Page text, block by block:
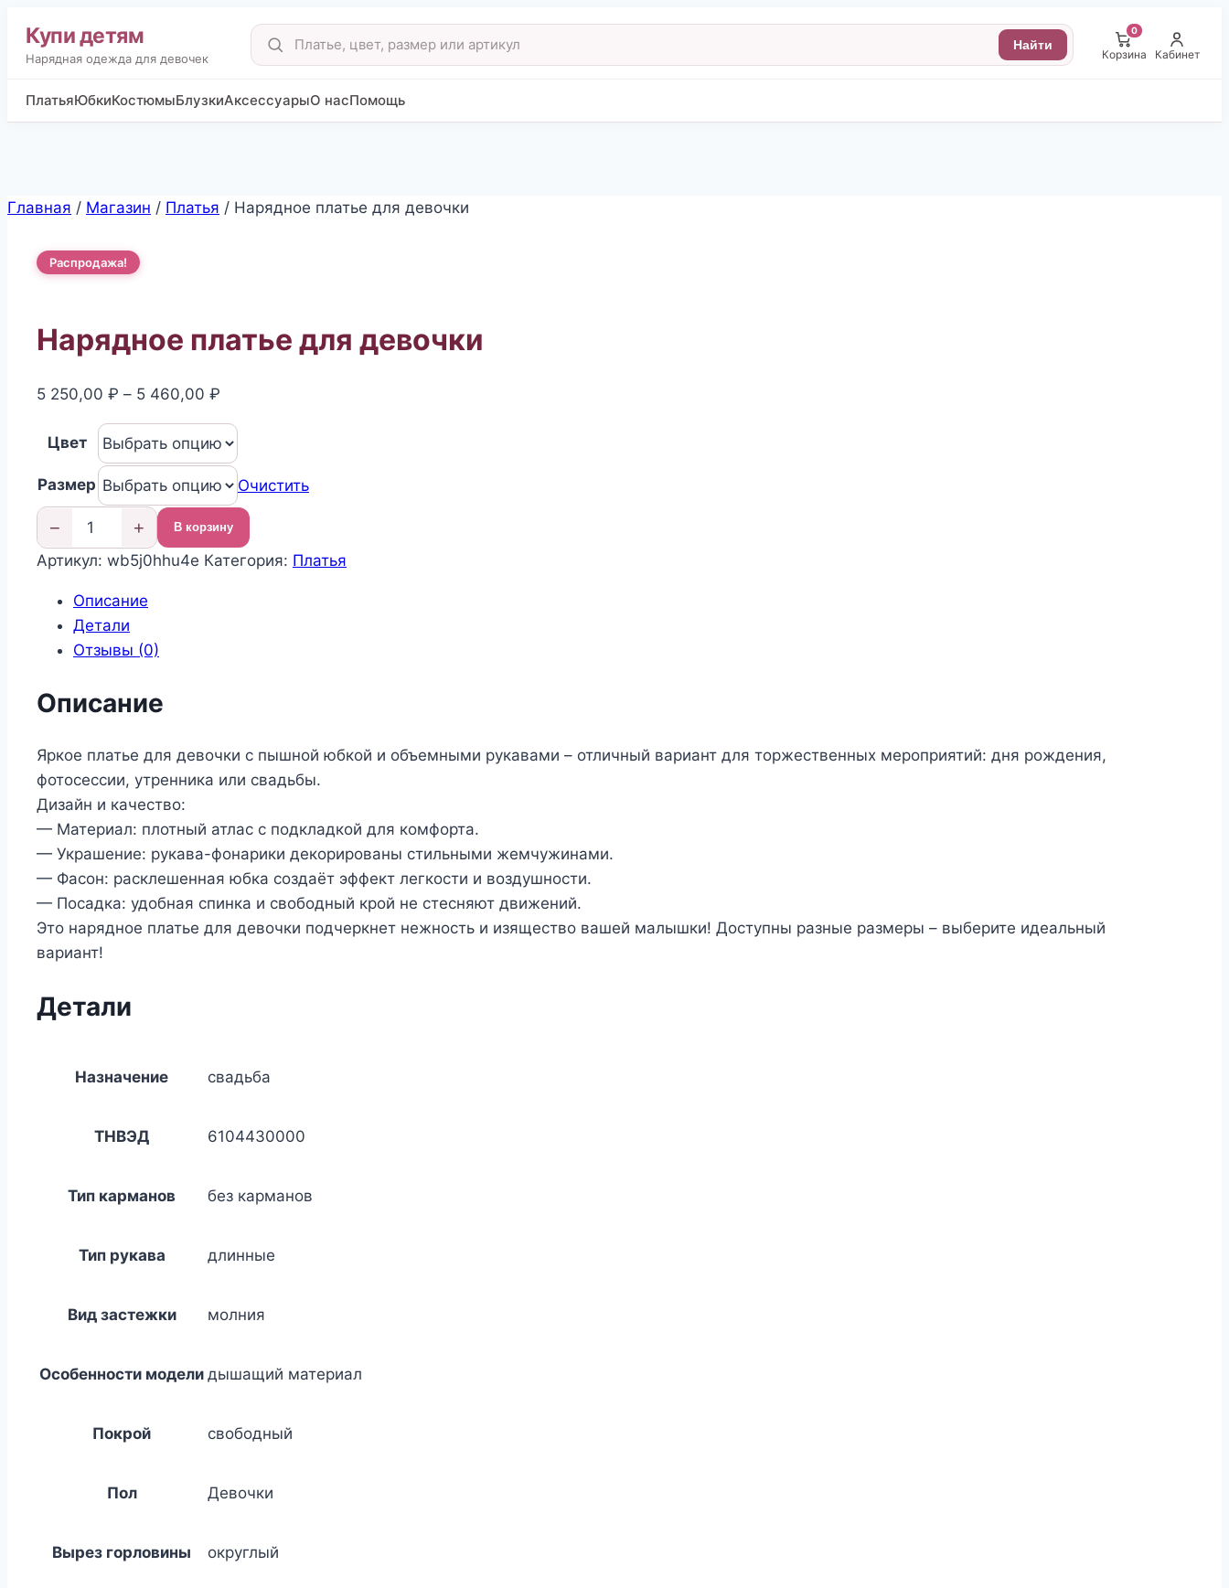
Купи детям
Нарядная одежда для девочек
Поиск
Найти
0
Корзина Кабинет
ПлатьяЮбкиКостюмыБлузкиАксессуарыО насПомощь
Перейти
содержимому
Главная / Магазин / Платья / Нарядное платье для девочки
Распродажа!
Нарядное платье для девочки
5 250,00 ₽ – 5 460,00 ₽
5
250,00 ₽
–
460,00 ₽
Цвет
Размер Очистить
Количество
товара
платье
девочки
− + В корзину
Артикул: wb5j0hhu4e Категория: Платья
Описание
Детали
Отзывы (0)
Описание
Яркое платье для девочки с пышной юбкой и объемными рукавами – отличный вариант для торжественных мероприятий: дня рождения,
фотосессии, утренника или свадьбы.
Дизайн и качество:
— Материал: плотный атлас с подкладкой для комфорта.
— Украшение: рукава-фонарики декорированы стильными жемчужинами.
— Фасон: расклешенная юбка создаёт эффект легкости и воздушности.
— Посадка: удобная спинка и свободный крой не стесняют движений.
Это нарядное платье для девочки подчеркнет нежность и изящество вашей малышки! Доступны разные размеры – выберите идеальный
вариант!
Детали
Назначение свадьба
ТНВЭД 6104430000
Тип карманов без карманов
Тип рукава длинные
Вид застежки молния
Особенности модели дышащий материал
Покрой свободный
Пол Девочки
Вырез горловины округлый